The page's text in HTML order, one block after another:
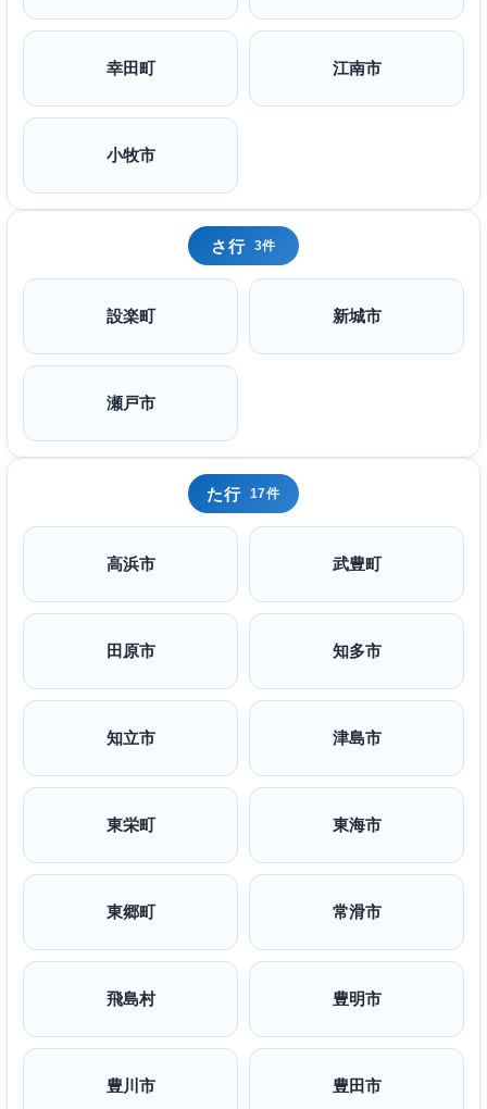
幸田町 江南市
小牧市
さ行 3件
設楽町 新城市
瀬戸市
た行 17件
高浜市 武豊町
田原市 知多市
知立市 津島市
東栄町 東海市
東郷町 常滑市
飛島村 豊明市
豊川市 豊田市